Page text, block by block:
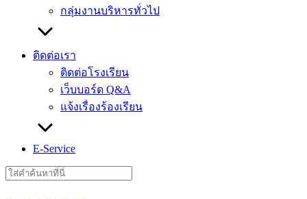
กลุ่มงานบริหารทั่วไป
ติดต่อเรา
ติดต่อโรงเรียน
เว็บบอร์ด Q&A
แจ้งเรื่องร้องเรียน
E-Service
Search
for: